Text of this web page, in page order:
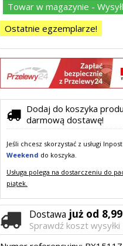
Towar w magazynie -
Ostatnie egzemplarze!
Dodaj do koszyka
darmową dostawę!
Jeśli chcesz skorzystać z usługi
Weekend do koszyka.
Usługa polega na dostarczeniu do
piątek.
Dostawa już od 8,99
Sprawdź koszt wysyłki